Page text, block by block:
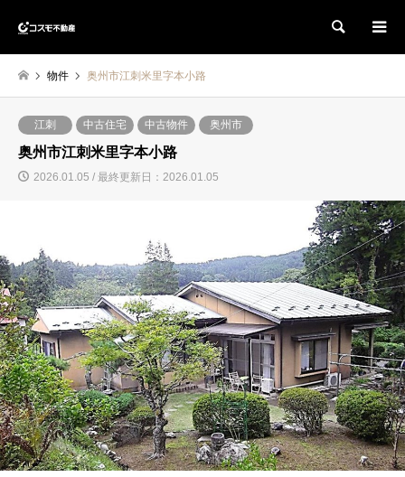
検索
物件 奥州市江刺米里字本小路
江刺 中古住宅 中古物件 奥州市
奥州市江刺米里字本小路
2026.01.05 / 最終更新日：2026.01.05